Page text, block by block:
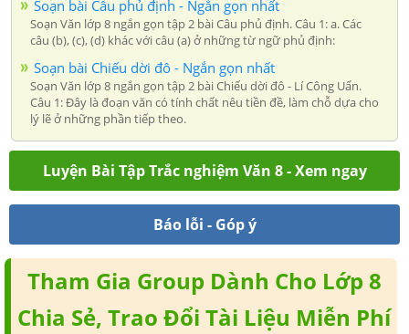
Soạn bài Câu phủ định - Ngắn gọn nhất
Soạn Văn lớp 8 ngắn gọn tập 2 bài Câu phủ định. Câu 1: a. Các
câu (b), (c), (d) khác với câu (a) ở những từ ngữ phủ định:
Soạn bài Chiếu dời đô - Ngắn gọn nhất
Soạn Văn lớp 8 ngắn gọn tập 2 bài Chiếu dời đô - Lí Công Uẩn.
Câu 1: Đây là đoạn văn có tính chất nêu tiền đề, làm chỗ dựa cho
lý lẽ ở những phần tiếp theo.
Luyện Bài Tập Trắc nghiệm Văn 8 - Xem ngay
Báo lỗi - Góp ý
Tham Gia Group Dành Cho Lớp 8
Chia Sẻ, Trao Đổi Tài Liệu Miễn Phí